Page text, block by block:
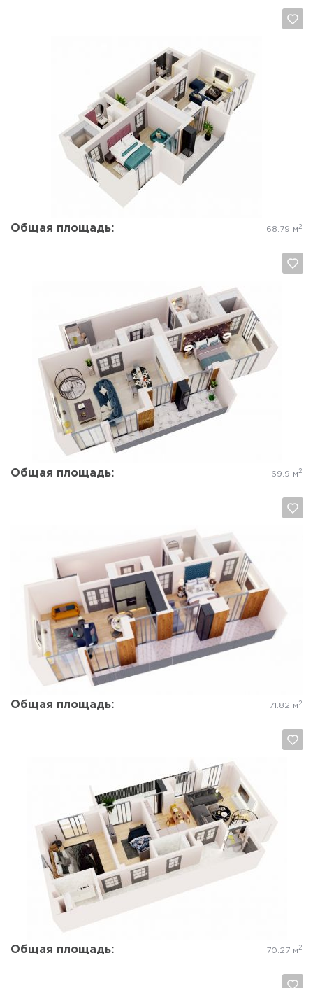
Общая площадь: 68.79 м 2
Да, удалить Отмена
Общая площадь: 69.9 м 2
Да, удалить Отмена
Общая площадь: 71.82 м 2
Да, удалить Отмена
Общая площадь: 70.27 м 2
Да, удалить